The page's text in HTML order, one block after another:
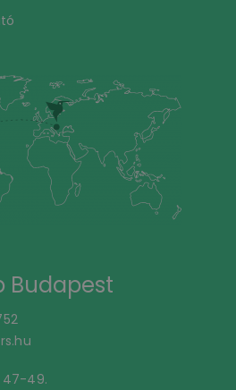
Budapest
47-49.